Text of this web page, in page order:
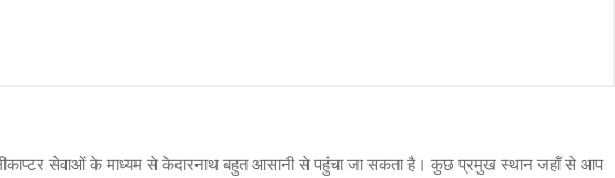
सेवाओं के माध्यम से केदारनाथ बहुत आसानी से पहुंचा जा सकता है। कुछ प्रमुख स्थान जहाँ से आप